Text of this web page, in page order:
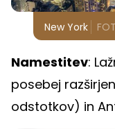
New York
Namestitev:
posebej
odstotkov) in